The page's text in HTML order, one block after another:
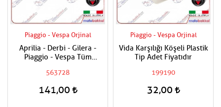
Piaggio - Vespa Orjinal
Aprilia - Derbi - Gilera -
Piaggio - Vespa Tüm
Tekerlek Somunu
563728
141,00
Piaggio - Vespa Orjinal
Vida Karşılığı Köşeli Plastik
Tip Adet Fiyatıdır
199190
32,00